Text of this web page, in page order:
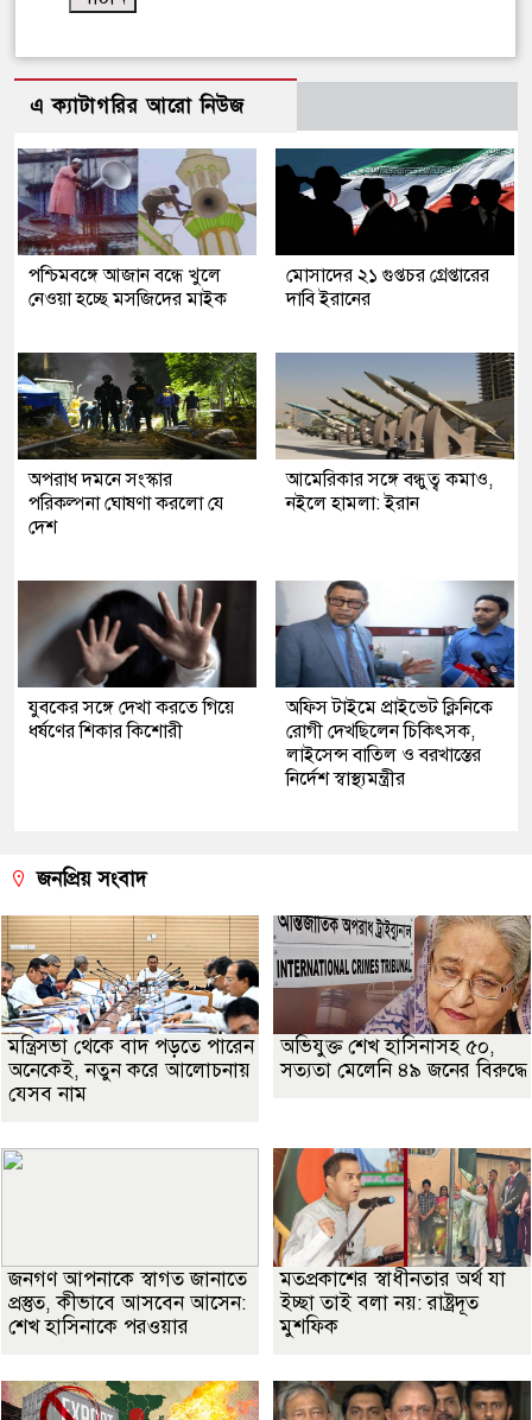
এ ক্যাটাগরির আরো নিউজ
পশ্চিমবঙ্গে আজান বন্ধে খুলে
নেওয়া হচ্ছে মসজিদের মাইক
মোসাদের ২১ গুপ্তচর গ্রেপ্তারের
দাবি ইরানের
অপরাধ দমনে সংস্কার
পরিকল্পনা ঘোষণা করলো যে
দেশ
আমেরিকার সঙ্গে বন্ধুত্ব কমাও,
নইলে হামলা: ইরান
যুবকের সঙ্গে দেখা করতে গিয়ে
ধর্ষণের শিকার কিশোরী
অফিস টাইমে প্রাইভেট ক্লিনিকে
রোগী দেখছিলেন চিকিৎসক,
লাইসেন্স বাতিল ও বরখাস্তের
নির্দেশ স্বাস্থ্যমন্ত্রীর
জনপ্রিয় সংবাদ
মন্ত্রিসভা থেকে বাদ পড়তে পারেন
অনেকেই, নতুন করে আলোচনায়
যেসব নাম
অভিযুক্ত শেখ হাসিনাসহ ৫০,
সত্যতা মেলেনি ৪৯ জনের বিরুদ্ধে
জনগণ আপনাকে স্বাগত জানাতে
প্রস্তুত, কীভাবে আসবেন আসেন:
শেখ হাসিনাকে পরওয়ার
মতপ্রকাশের স্বাধীনতার অর্থ যা
ইচ্ছা তাই বলা নয়: রাষ্ট্রদূত
মুশফিক